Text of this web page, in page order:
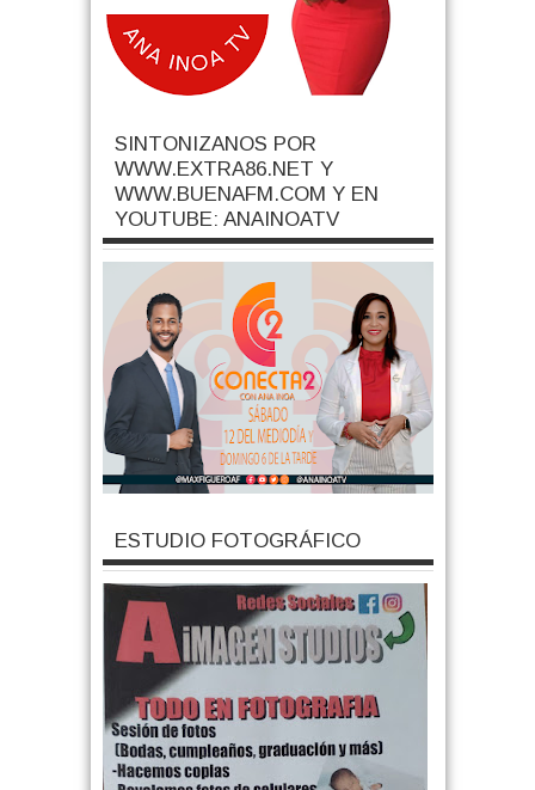
SINTONIZANOS POR
WWW.EXTRA86.NET Y
WWW.BUENAFM.COM Y EN
YOUTUBE: ANAINOATV
ESTUDIO FOTOGRÁFICO